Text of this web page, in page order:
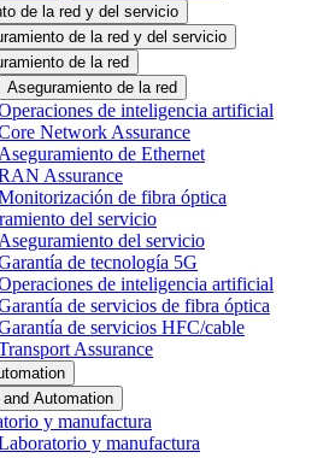
de la red y del servicio
de la red y del servicio
de la red
Aseguramiento de la red
de inteligencia artificial
Network Assurance
Aseguramiento de Ethernet
Assurance
de fibra óptica
del servicio
Aseguramiento del servicio
de tecnología 5G
de inteligencia artificial
de servicios de fibra óptica
de servicios HFC/cable
Assurance
and Automation
y manufactura
y manufactura